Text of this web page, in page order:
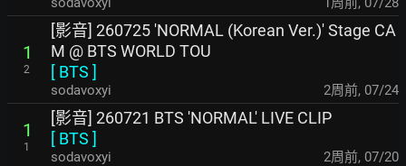
1
2
[影音] 260725 'NORMAL (Korean Ver.)' Stage CA
M @ BTS WORLD TOU
[ BTS ]
sodavoxyi 2周前, 07/24
1
1
[影音] 260721 BTS 'NORMAL' LIVE CLIP
[ BTS ]
sodavoxyi 2周前, 07/20